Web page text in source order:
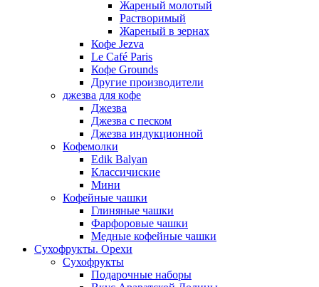
Жареный молотый
Растворимый
Жареный в зернах
Кофе Jezva
Le Café Paris
Кофе Grounds
Другие производители
джезва для кофе
Джезва
Джезва с песком
Джезва индукционной
Кофемолки
Edik Balyan
Классичиские
Мини
Кофейные чашки
Глиняные чашки
Фарфоровые чашки
Медные кофейные чашки
Сухофрукты. Орехи
Сухофрукты
Подарочные наборы